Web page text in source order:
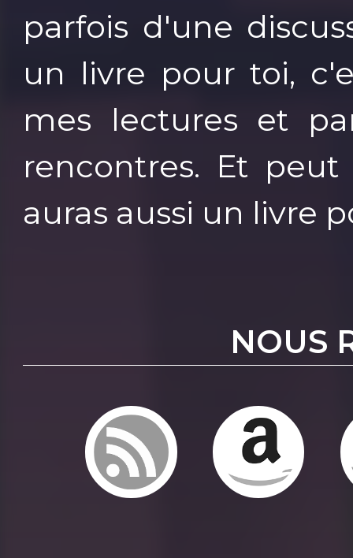
parfois d'une
un livre pour toi,
mes lectures et
rencontres. Et
auras aussi un livre
NOUS